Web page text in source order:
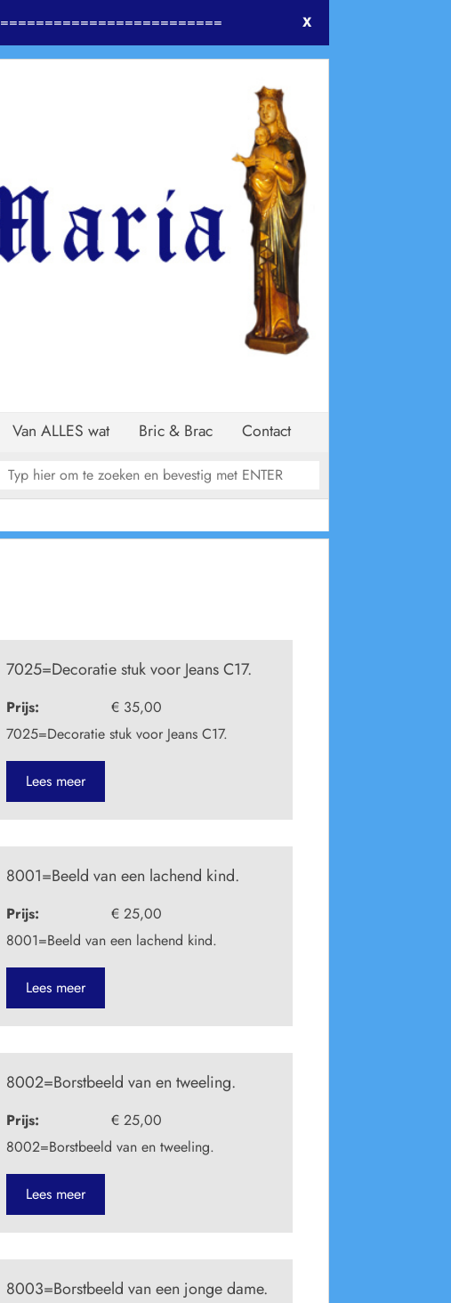
========================= X
Van ALLES wat Bric & Brac Contact
7025=Decoratie stuk voor Jeans C17.
Prijs:
€ 35,00
7025=Decoratie stuk voor Jeans C17.
Lees meer
8001=Beeld van een lachend kind.
Prijs:
€ 25,00
8001=Beeld van een lachend kind.
Lees meer
8002=Borstbeeld van en tweeling.
Prijs:
€ 25,00
8002=Borstbeeld van en tweeling.
Lees meer
8003=Borstbeeld van een jonge dame.